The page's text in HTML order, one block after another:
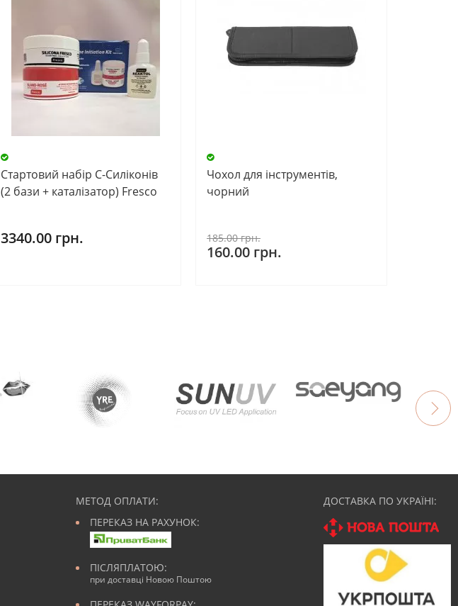
Стартовий набір С-Силіконів
(2 бази + каталізатор) Fresco
3340.00 грн.
Чохол для інструментів,
чорний
185.00 грн.
160.00 грн.
МЕТОД ОПЛАТИ:
ПЕРЕКАЗ НА РАХУНОК:
ПІСЛЯПЛАТОЮ:
при доставці Новою Поштою
ДОСТАВКА ПО УКРАЇНІ: